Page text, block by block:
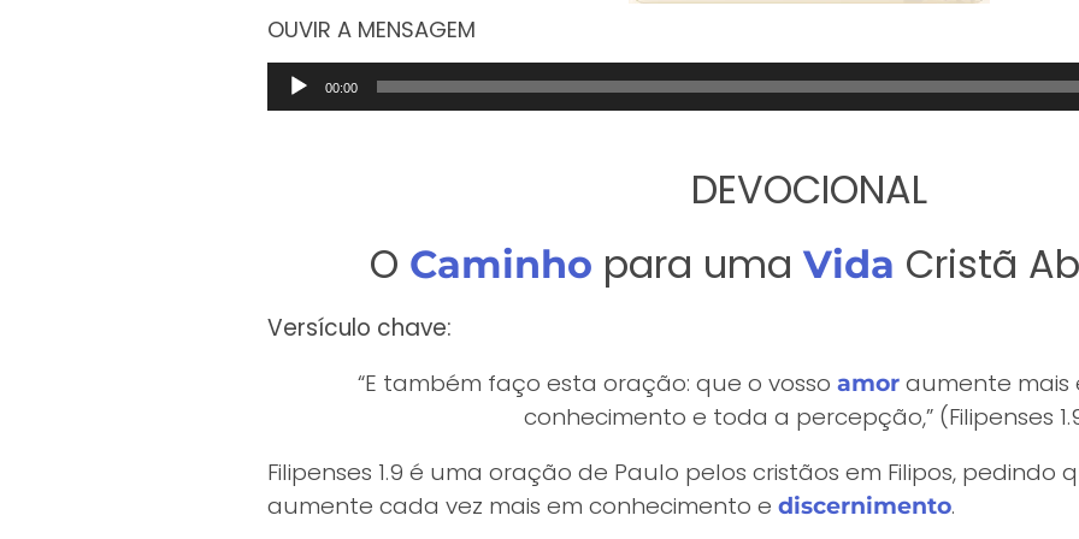
OUVIR A MENSAGEM
Tocador
de
00:00
DEVOCIONAL
O Caminho para uma Vida Cristã
Versículo chave:
“E também faço esta oração: que o vosso amor aumente mais
conhecimento e toda a percepção,” (Filipenses
Filipenses 1.9 é uma oração de Paulo pelos cristãos em Filipos, pedindo
aumente cada vez mais em conhecimento e discernimento.